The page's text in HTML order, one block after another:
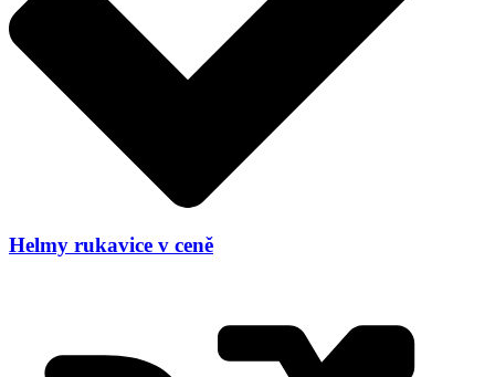
Helmy rukavice v ceně